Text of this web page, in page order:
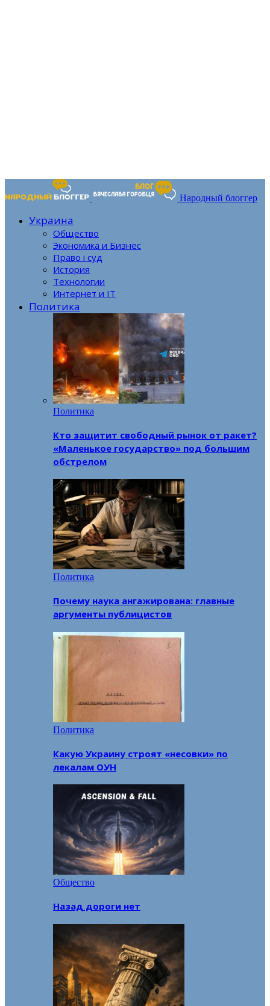
Народный блоггер
Украина
Общество
Экономика и Бизнес
Право і суд
История
Технологии
Интернет и IT
Политика
Политика
Кто защитит свободный рынок от ракет?
«Маленькое государство» под большим
обстрелом
Политика
Почему наука ангажирована: главные
аргументы публицистов
Политика
Какую Украину строят «несовки» по
лекалам ОУН
Общество
Назад дороги нет